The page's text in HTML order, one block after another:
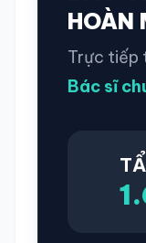
HOÀN
Trực tiếp
Bác sĩ